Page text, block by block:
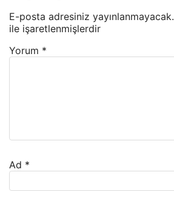
E-posta adresiniz yayınlanmayacak.
ile işaretlenmişlerdir
Yorum *
Ad *